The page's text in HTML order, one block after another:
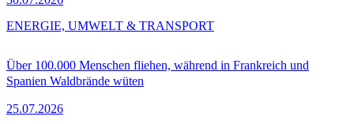
Über 100.000 Menschen fliehen, während in Frankreich und
Spanien Waldbrände wüten
25.07.2026
ENERGIE, UMWELT & TRANSPORT